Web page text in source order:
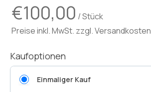
€100,00 / Stück
Preise inkl. MwSt. zzgl. Versandkosten
Kaufoptionen
Einmaliger Kauf